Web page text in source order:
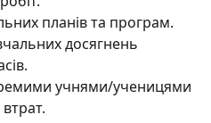
планів та програм.
досягнень
учнями/ученицями